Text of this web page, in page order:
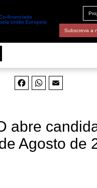
Subscreva a
FacebookWhatsApp
abre
Agosto de